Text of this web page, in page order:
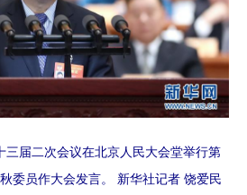
届二次会议在北京人民大会堂举行第
委员作大会发言。 新华社记者 饶爱民